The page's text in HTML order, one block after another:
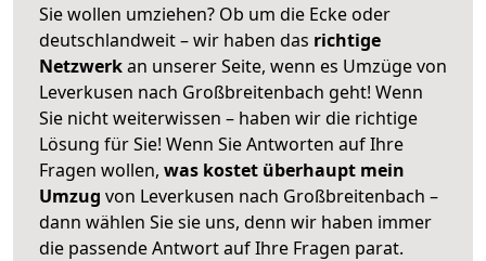
Sie wollen umziehen? Ob um die Ecke oder
deutschlandweit – wir haben das richtige
Netzwerkan unserer Seite, wenn es Umzüge von
Leverkusen nach Großbreitenbach geht! Wenn
Sie nicht weiterwissen – haben wir die richtige
Lösung für Sie! Wenn Sie Antworten auf Ihre
Fragen wollen, was kostet überhaupt mein
Umzug von Leverkusen nach Großbreitenbach –
dann wählen Sie sie uns, denn wir haben immer
die passende Antwort auf Ihre Fragen parat.